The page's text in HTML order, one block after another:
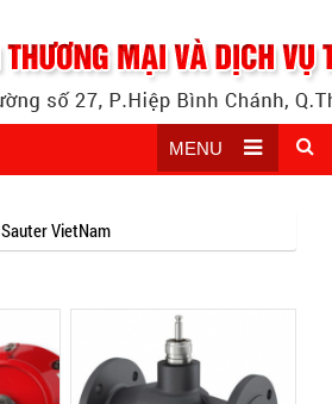
MENU
Sauter VietNam